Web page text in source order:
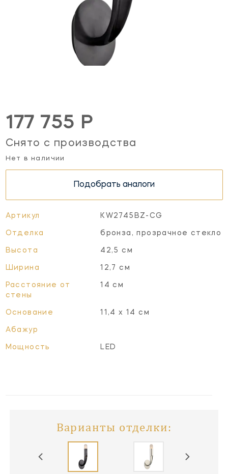
177 755 Р
Снято с производства
Нет в наличии
Подобрать аналоги
Артикул KW2745BZ-CG
Отделка бронза, прозрачное стекло
Высота 42,5 см
Ширина 12,7 см
Расстояние от
стены
14 см
Основание 11,4 х 14 см
Абажур
Мощность LED
Варианты отделки: